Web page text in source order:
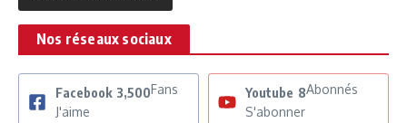
Nos réseaux sociaux
Facebook 3,500Fans
J'aime
Youtube 8Abonnés
S'abonner